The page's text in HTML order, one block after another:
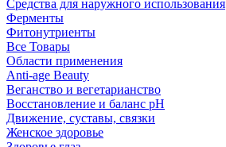
Средства для наружного использования
Ферменты
Фитонутриенты
Все Товары
Области применения
Anti-age Beauty
Веганство и вегетарианство
Восстановление и баланс pH
Движение, суставы, связки
Женское здоровье